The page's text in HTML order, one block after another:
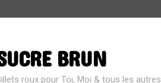
BRUN
roux pour Toi, Moi & tous les autres